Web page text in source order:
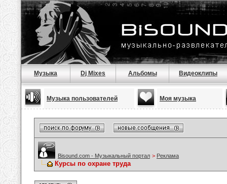
Музыка Dj Mixes Альбомы Видеоклипы
Музыка пользователей Моя музыка
Bisound.com - Музыкальный портал > Реклама
Курсы по охране труда